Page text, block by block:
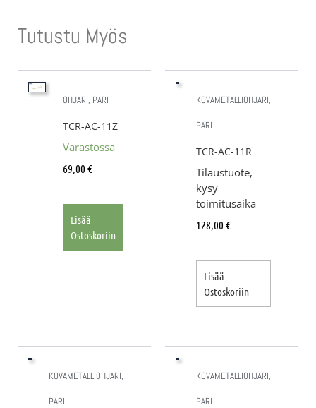
Tutustu Myös
OHJARI, PARI
TCR-AC-11Z
Varastossa
69,00 €
Lisää
Ostoskoriin
KOVAMETALLIOHJARI,
PARI
TCR-AC-11R
Tilaustuote,
kysy
toimitusaika
128,00 €
Lisää
Ostoskoriin
KOVAMETALLIOHJARI,
PARI
KOVAMETALLIOHJARI,
PARI